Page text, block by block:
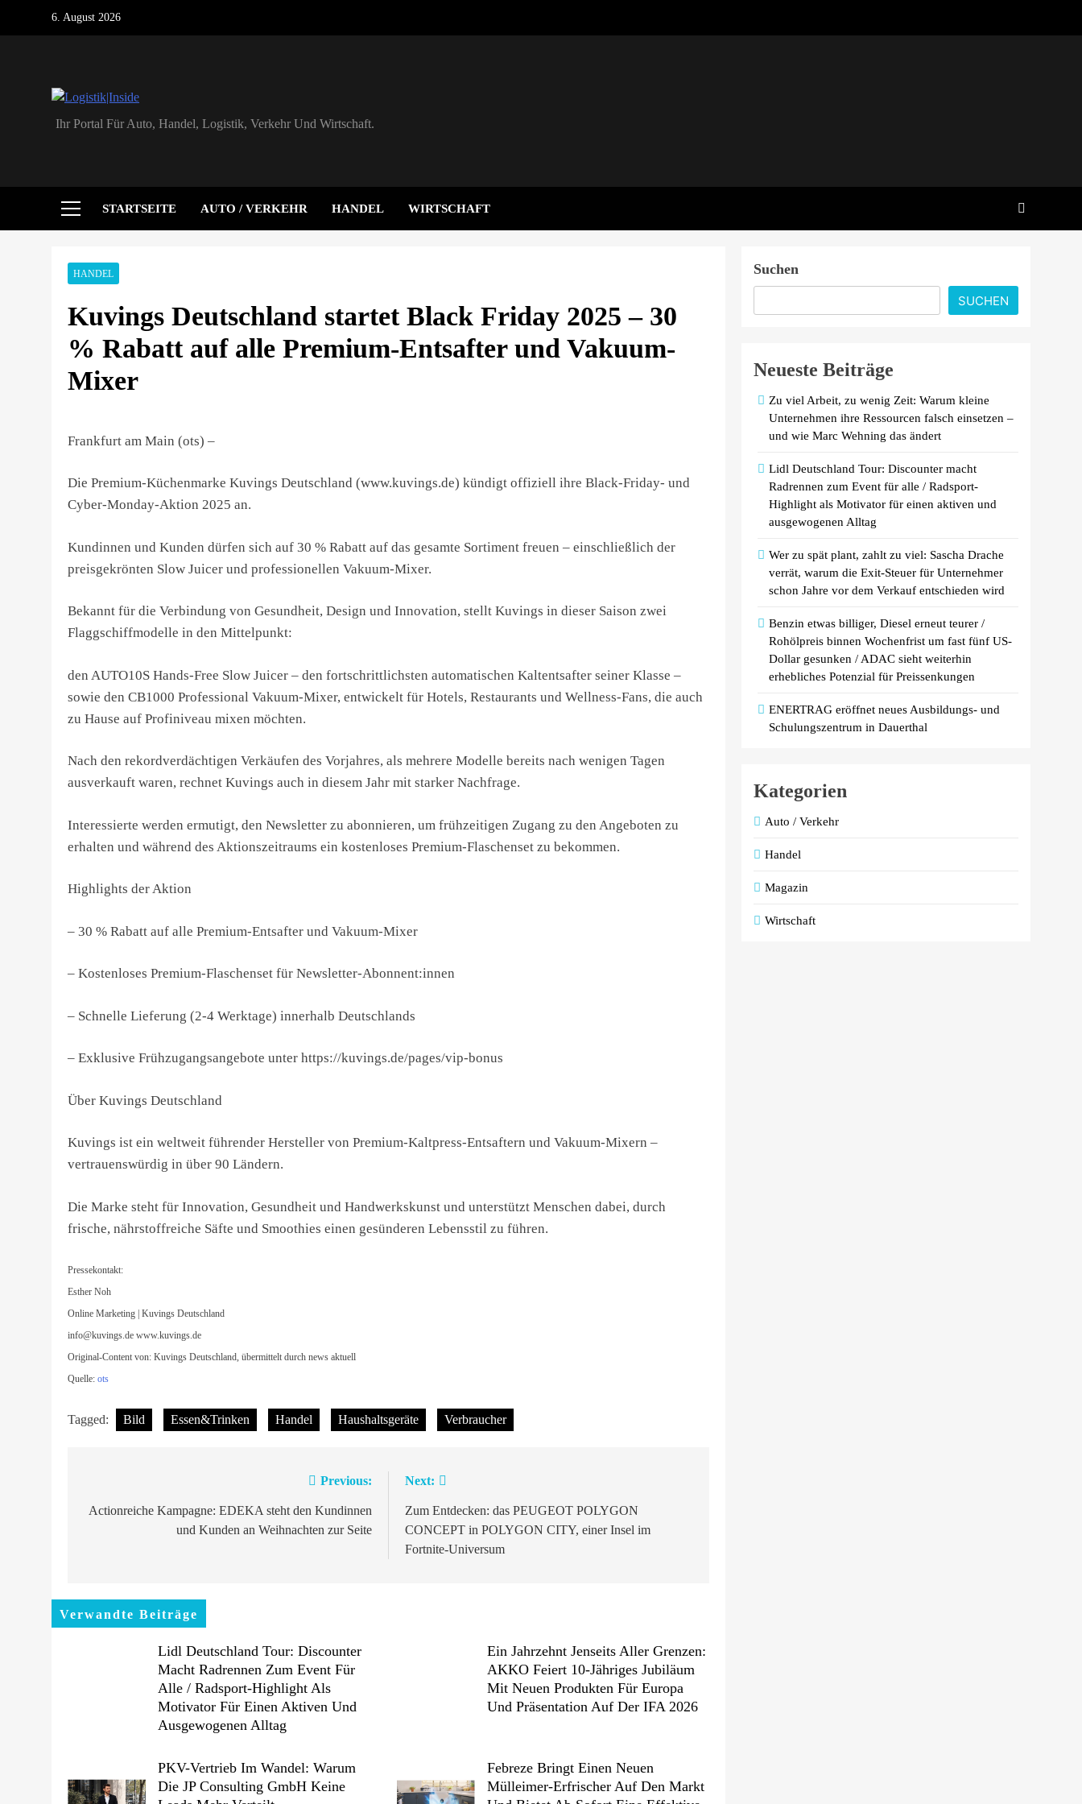
6. August 2026
Logistik|Inside
Ihr Portal Für Auto, Handel, Logistik, Verkehr Und Wirtschaft.
STARTSEITE AUTO / VERKEHR HANDEL WIRTSCHAFT
HANDEL
Kuvings Deutschland startet Black Friday 2025 – 30
% Rabatt auf alle Premium-Entsafter und Vakuum-
Mixer
Frankfurt am Main (ots) –
Die Premium-Küchenmarke Kuvings Deutschland (www.kuvings.de) kündigt offiziell ihre Black-Friday- und
Cyber-Monday-Aktion 2025 an.
Kundinnen und Kunden dürfen sich auf 30 % Rabatt auf das gesamte Sortiment freuen – einschließlich der
preisgekrönten Slow Juicer und professionellen Vakuum-Mixer.
Bekannt für die Verbindung von Gesundheit, Design und Innovation, stellt Kuvings in dieser Saison zwei
Flaggschiffmodelle in den Mittelpunkt:
den AUTO10S Hands-Free Slow Juicer – den fortschrittlichsten automatischen Kaltentsafter seiner Klasse –
sowie den CB1000 Professional Vakuum-Mixer, entwickelt für Hotels, Restaurants und Wellness-Fans, die auch
zu Hause auf Profiniveau mixen möchten.
Nach den rekordverdächtigen Verkäufen des Vorjahres, als mehrere Modelle bereits nach wenigen Tagen
ausverkauft waren, rechnet Kuvings auch in diesem Jahr mit starker Nachfrage.
Interessierte werden ermutigt, den Newsletter zu abonnieren, um frühzeitigen Zugang zu den Angeboten zu
erhalten und während des Aktionszeitraums ein kostenloses Premium-Flaschenset zu bekommen.
Highlights der Aktion
– 30 % Rabatt auf alle Premium-Entsafter und Vakuum-Mixer
– Kostenloses Premium-Flaschenset für Newsletter-Abonnent:innen
– Schnelle Lieferung (2-4 Werktage) innerhalb Deutschlands
– Exklusive Frühzugangsangebote unter https://kuvings.de/pages/vip-bonus
Über Kuvings Deutschland
Kuvings ist ein weltweit führender Hersteller von Premium-Kaltpress-Entsaftern und Vakuum-Mixern –
vertrauenswürdig in über 90 Ländern.
Die Marke steht für Innovation, Gesundheit und Handwerkskunst und unterstützt Menschen dabei, durch
frische, nährstoffreiche Säfte und Smoothies einen gesünderen Lebensstil zu führen.
Pressekontakt:
Esther Noh
Online Marketing | Kuvings Deutschland
info@kuvings.de www.kuvings.de
Original-Content von: Kuvings Deutschland, übermittelt durch news aktuell
Quelle: ots
Tagged: Bild Essen&Trinken Handel Haushaltsgeräte Verbraucher
Previous:
Actionreiche Kampagne: EDEKA steht den Kundinnen
und Kunden an Weihnachten zur Seite
Next:
Zum Entdecken: das PEUGEOT POLYGON
CONCEPT in POLYGON CITY, einer Insel im
Fortnite-Universum
Verwandte Beiträge
Lidl Deutschland Tour: Discounter
Macht Radrennen Zum Event Für
Alle / Radsport-Highlight Als
Motivator Für Einen Aktiven Und
Ausgewogenen Alltag
Ein Jahrzehnt Jenseits Aller Grenzen:
AKKO Feiert 10-Jähriges Jubiläum
Mit Neuen Produkten Für Europa
Und Präsentation Auf Der IFA 2026
PKV-Vertrieb Im Wandel: Warum
Die JP Consulting GmbH Keine
Febreze Bringt Einen Neuen
Mülleimer-Erfrischer Auf Den Markt
Suchen
SUCHEN
Neueste Beiträge
Zu viel Arbeit, zu wenig Zeit: Warum kleine
Unternehmen ihre Ressourcen falsch einsetzen –
und wie Marc Wehning das ändert
Lidl Deutschland Tour: Discounter macht
Radrennen zum Event für alle / Radsport-
Highlight als Motivator für einen aktiven und
ausgewogenen Alltag
Wer zu spät plant, zahlt zu viel: Sascha Drache
verrät, warum die Exit-Steuer für Unternehmer
schon Jahre vor dem Verkauf entschieden wird
Benzin etwas billiger, Diesel erneut teurer /
Rohölpreis binnen Wochenfrist um fast fünf US-
Dollar gesunken / ADAC sieht weiterhin
erhebliches Potenzial für Preissenkungen
ENERTRAG eröffnet neues Ausbildungs- und
Schulungszentrum in Dauerthal
Kategorien
Auto / Verkehr
Handel
Magazin
Wirtschaft